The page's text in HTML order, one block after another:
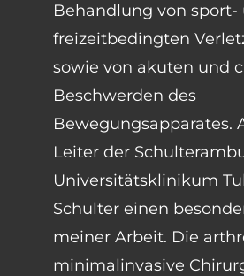
Behandlung von sport-
freizeitbedingten
sowie von akuten und
Beschwerden des
Bewegungsapparates.
Leiter der
Universitätsklinikum
Schulter einen
meiner Arbeit. Die
minimalinvasive